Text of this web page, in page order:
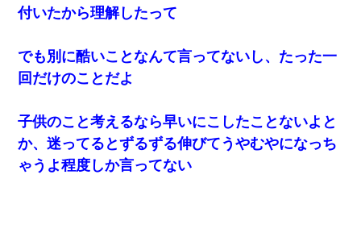
付いたから理解したって
でも別に酷いことなんて言ってないし、たった一
回だけのことだよ
子供のこと考えるなら早いにこしたことないよと
か、迷ってるとずるずる伸びてうやむやになっち
ゃうよ程度しか言ってない